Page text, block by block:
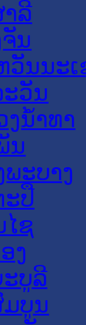
ລີ
ນ
ວັນນະ
ວັນ
ນໍ້າທາ
ນ
ະບາງ
ະປື
ຊ
ງ
ບູລີ
ບູນ